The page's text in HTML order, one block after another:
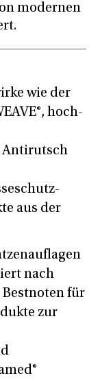
modernen
wie der
hoch-
Antirutsch
aus der
nach
für
zur